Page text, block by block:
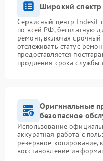
Широкий спектр
Сервисный центр Indesit
по всей РФ, бесплатную
ремонт, включая
отслеживать статус
предоставляется
продления срока службы
Оригинальные
безопасное
Использование
аккуратная работа с
резервное копирование,
восстановление